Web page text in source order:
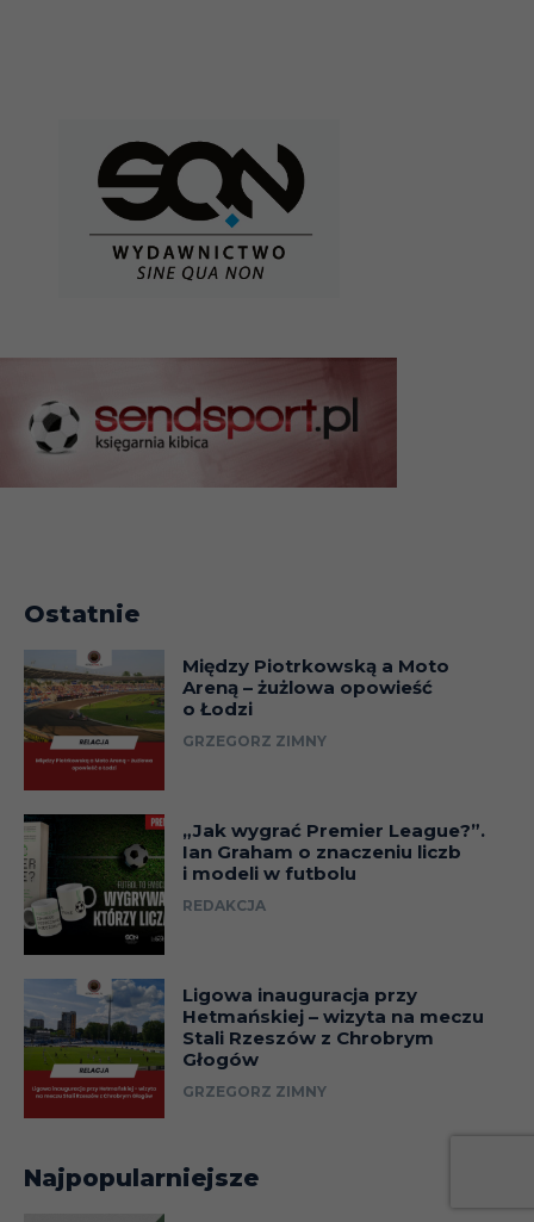
Ostatnie
Między Piotrkowską a Moto
Areną – żużlowa opowieść
o Łodzi
GRZEGORZ ZIMNY
„Jak wygrać Premier League?”.
Ian Graham o znaczeniu liczb
i modeli w futbolu
REDAKCJA
Ligowa inauguracja przy
Hetmańskiej – wizyta na meczu
Stali Rzeszów z Chrobrym
Głogów
GRZEGORZ ZIMNY
Najpopularniejsze